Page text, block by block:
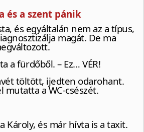
és a szent pánik
és egyáltalán nem az a típus,
magát. De ma
a fürdőből. – Ez… VÉR!
töltött, ijedten odarohant.
mutatta a WC-csészét.
Károly, és már hívta is a taxit.